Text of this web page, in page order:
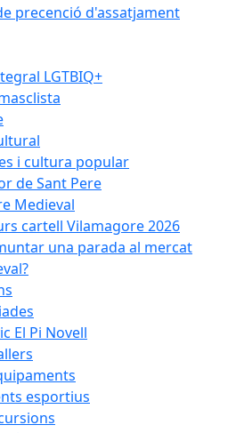
precenció d'assatjament
LGTBIQ+
i cultura popular
de Sant Pere
Medieval
cartell Vilamagore 2026
una parada al mercat
El Pi Novell
esportius